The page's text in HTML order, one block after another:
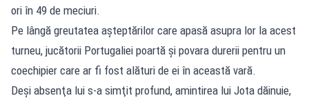
ori în 49 de meciuri.
Pe lângă greutatea aşteptărilor care apasă asupra lor la acest
turneu, jucătorii Portugaliei poartă şi povara durerii pentru un
coechipier care ar fi fost alături de ei în această vară.
Deşi absenţa lui s-a simţit profund, amintirea lui Jota dăinuie,